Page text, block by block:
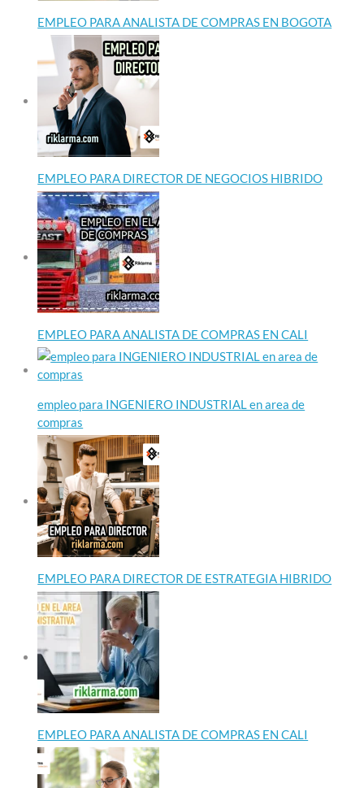
EMPLEO PARA ANALISTA DE COMPRAS EN BOGOTA
EMPLEO PARA DIRECTOR DE NEGOCIOS HIBRIDO
EMPLEO PARA ANALISTA DE COMPRAS EN CALI
empleo para INGENIERO INDUSTRIAL en area de
compras
EMPLEO PARA DIRECTOR DE ESTRATEGIA HIBRIDO
EMPLEO PARA ANALISTA DE COMPRAS EN CALI